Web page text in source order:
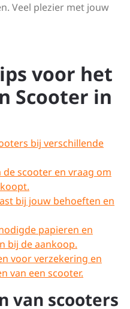
Veel plezier met jouw
voor het
Scooter in
bij verschillende
scooter en vraag om
bij jouw behoeften en
papieren en
bij de aankoop.
voor verzekering en
van een scooter.
van scooters